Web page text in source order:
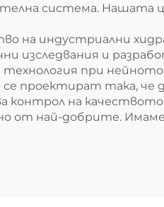
система. Нашата
на индустриални
изследвания и
технология при
проектират така, че
контрол на
от най-добрите.